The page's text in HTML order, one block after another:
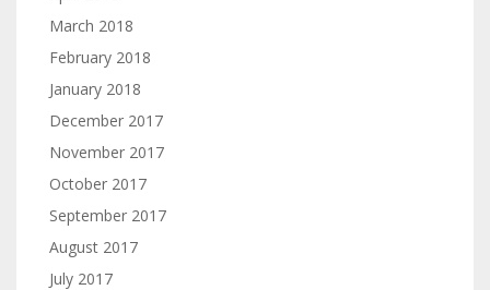
March 2018
February 2018
January 2018
December 2017
November 2017
October 2017
September 2017
August 2017
July 2017